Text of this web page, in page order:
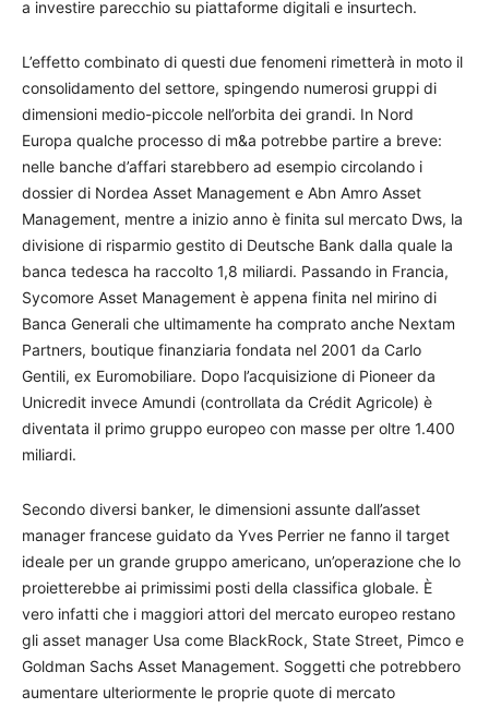
a investire parecchio su piattaforme digitali e insurtech.
L’effetto combinato di questi due fenomeni rimetterà in moto il
consolidamento del settore, spingendo numerosi gruppi di
dimensioni medio-piccole nell’orbita dei grandi. In Nord
Europa qualche processo di m&a potrebbe partire a breve:
nelle banche d’affari starebbero ad esempio circolando i
dossier di Nordea Asset Management e Abn Amro Asset
Management, mentre a inizio anno è finita sul mercato Dws, la
divisione di risparmio gestito di Deutsche Bank dalla quale la
banca tedesca ha raccolto 1,8 miliardi. Passando in Francia,
Sycomore Asset Management è appena finita nel mirino di
Banca Generali che ultimamente ha comprato anche Nextam
Partners, boutique finanziaria fondata nel 2001 da Carlo
Gentili, ex Euromobiliare. Dopo l’acquisizione di Pioneer da
Unicredit invece Amundi (controllata da Crédit Agricole) è
diventata il primo gruppo europeo con masse per oltre 1.400
miliardi.
Secondo diversi banker, le dimensioni assunte dall’asset
manager francese guidato da Yves Perrier ne fanno il target
ideale per un grande gruppo americano, un’operazione che lo
proietterebbe ai primissimi posti della classifica globale. È
vero infatti che i maggiori attori del mercato europeo restano
gli asset manager Usa come BlackRock, State Street, Pimco e
Goldman Sachs Asset Management. Soggetti che potrebbero
aumentare ulteriormente le proprie quote di mercato